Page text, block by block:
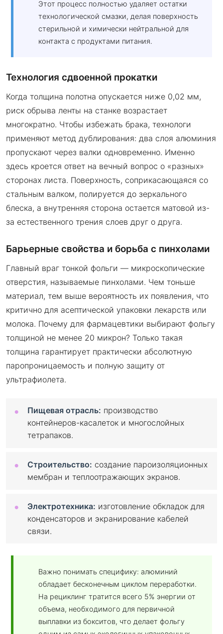
Этот процесс полностью удаляет остатки
технологической смазки, делая поверхность
стерильной и химически нейтральной для
контакта с продуктами питания.
Технология сдвоенной прокатки
Когда толщина полотна опускается ниже 0,02 мм,
риск обрыва ленты на станке возрастает
многократно. Чтобы избежать брака, технологи
применяют метод дублирования: два слоя алюминия
пропускают через валки одновременно. Именно
здесь кроется ответ на вечный вопрос о «разных»
сторонах листа. Поверхность, соприкасающаяся со
стальным валком, полируется до зеркального
блеска, а внутренняя сторона остается матовой из-
за естественного трения слоев друг о друга.
Барьерные свойства и борьба с пинхолами
Главный враг тонкой фольги — микроскопические
отверстия, называемые пинхолами. Чем тоньше
материал, тем выше вероятность их появления, что
критично для асептической упаковки лекарств или
молока. Почему для фармацевтики выбирают фольгу
толщиной не менее 20 микрон? Только такая
толщина гарантирует практически абсолютную
паропроницаемость и полную защиту от
ультрафиолета.
Пищевая отрасль: производство
контейнеров-касалеток и многослойных
тетрапаков.
Строительство: создание пароизоляционных
мембран и теплоотражающих экранов.
Электротехника: изготовление обкладок для
конденсаторов и экранирование кабелей
связи.
Важно понимать специфику: алюминий
обладает бесконечным циклом переработки.
На рециклинг тратится всего 5% энергии от
объема, необходимого для первичной
выплавки из бокситов, что делает фольгу